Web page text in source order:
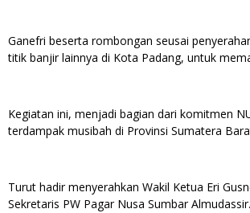
Ganefri beserta rombongan seusai
titik banjir lainnya di Kota Padang, untuk
Kegiatan ini, menjadi bagian dari komitmen
terdampak musibah di Provinsi Sumatera
Turut hadir menyerahkan Wakil Ketua Eri
Sekretaris PW Pagar Nusa Sumbar